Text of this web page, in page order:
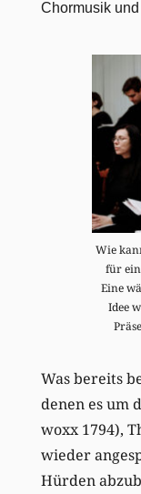
Chormusik
Wie
für
Eine
Idee
Was bereits
denen es um
woxx 1794),
wieder
Hürden